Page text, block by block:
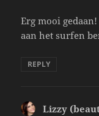
Erg mooi
aan het surfen
REPLY
Lizzy